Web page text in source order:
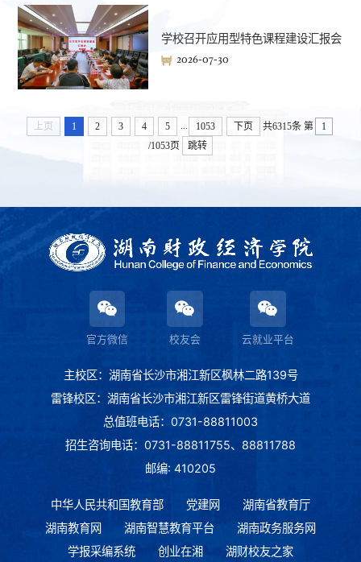
学校召开应用型特色课程建设汇报会
2026-07-30
上页 1 2 3 4 5 ... 1053 下页 共6315条 第
/1053页
跳转
官方微信 校友会 云就业平台
主校区：湖南省长沙市湘江新区枫林二路139号
雷锋校区：湖南省长沙市湘江新区雷锋街道黄桥大道
总值班电话：0731-88811003
招生咨询电话：0731-88811755、88811788
邮编: 410205
中华人民共和国教育部 党建网
湖南省教育厅
湖南教育网
湖南智慧教育平台
湖南政务服务网
学报采编系统
创业在湘 湖财校友之家